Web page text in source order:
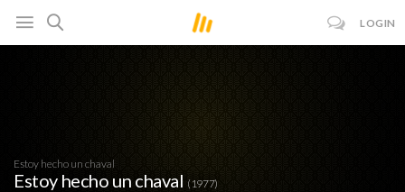
LOGIN
Estoy hecho un chaval
Estoy hecho un chaval (1977)